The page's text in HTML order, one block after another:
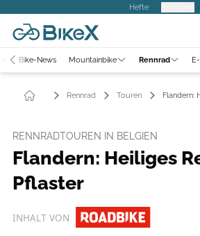
Hefte
Bike-News Mountainbike Rennrad
Rennrad Touren Flandern:
RENNRADTOUREN IN BELGIEN
Flandern: Heiliges
Pflaster
INHALT VON